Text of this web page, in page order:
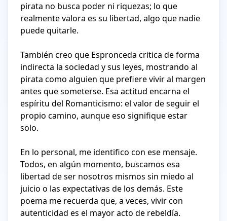
pirata no busca poder ni riquezas; lo que
realmente valora es su libertad, algo que nadie
puede quitarle.
También creo que Espronceda critica de forma
indirecta la sociedad y sus leyes, mostrando al
pirata como alguien que prefiere vivir al margen
antes que someterse. Esa actitud encarna el
espíritu del Romanticismo: el valor de seguir el
propio camino, aunque eso signifique estar
solo.
En lo personal, me identifico con ese mensaje.
Todos, en algún momento, buscamos esa
libertad de ser nosotros mismos sin miedo al
juicio o las expectativas de los demás. Este
poema me recuerda que, a veces, vivir con
autenticidad es el mayor acto de rebeldía.